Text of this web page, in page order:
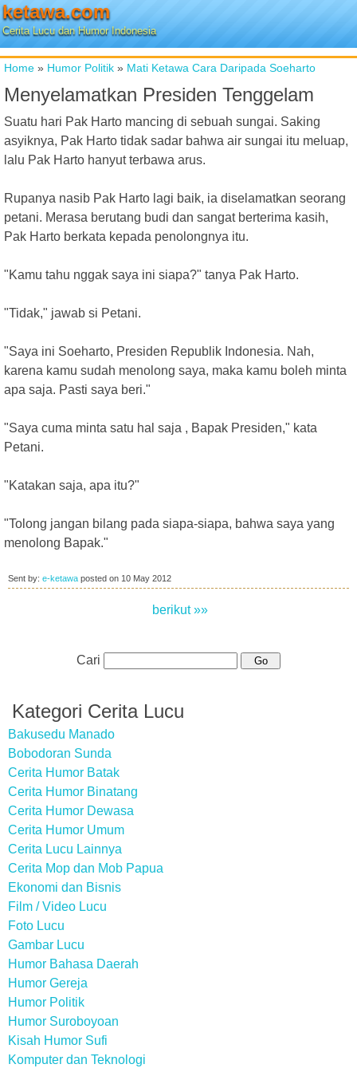
ketawa.com
Cerita Lucu dan Humor Indonesia
Home » Humor Politik » Mati Ketawa Cara Daripada Soeharto
Menyelamatkan Presiden Tenggelam
Suatu hari Pak Harto mancing di sebuah sungai. Saking
asyiknya, Pak Harto tidak sadar bahwa air sungai itu meluap,
lalu Pak Harto hanyut terbawa arus.
Rupanya nasib Pak Harto lagi baik, ia diselamatkan seorang
petani. Merasa berutang budi dan sangat berterima kasih,
Pak Harto berkata kepada penolongnya itu.
"Kamu tahu nggak saya ini siapa?" tanya Pak Harto.
"Tidak," jawab si Petani.
"Saya ini Soeharto, Presiden Republik Indonesia. Nah,
karena kamu sudah menolong saya, maka kamu boleh minta
apa saja. Pasti saya beri."
"Saya cuma minta satu hal saja , Bapak Presiden," kata
Petani.
"Katakan saja, apa itu?"
"Tolong jangan bilang pada siapa-siapa, bahwa saya yang
menolong Bapak."
Sent by: e-ketawa posted on 10 May 2012
berikut »»
Cari
Kategori Cerita Lucu
Bakusedu Manado
Bobodoran Sunda
Cerita Humor Batak
Cerita Humor Binatang
Cerita Humor Dewasa
Cerita Humor Umum
Cerita Lucu Lainnya
Cerita Mop dan Mob Papua
Ekonomi dan Bisnis
Film / Video Lucu
Foto Lucu
Gambar Lucu
Humor Bahasa Daerah
Humor Gereja
Humor Politik
Humor Suroboyoan
Kisah Humor Sufi
Komputer dan Teknologi